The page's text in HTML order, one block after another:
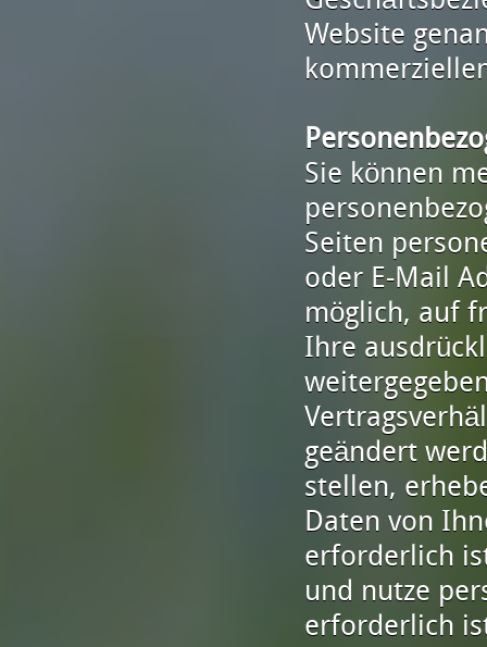
Website
Sie können
Seiten
oder E-Mail
möglich, auf
Ihre
geändert
stellen,
Daten von
erforderlich
und nutze
erforderlich